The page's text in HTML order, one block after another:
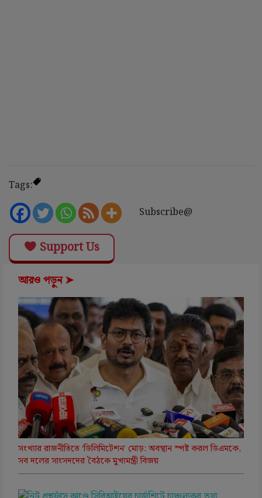
Tags:
Subscribe@
Support Us
আরও পড়ুন ➤
সংখ্যার রাজনীতিতে ‘ডিলিমিটেশন’ মোড়: অবস্থান স্পষ্ট করল ডিএমকে,
সব দলের সাংসদদের বৈঠকে মুখ্যমন্ত্রী বিজয়